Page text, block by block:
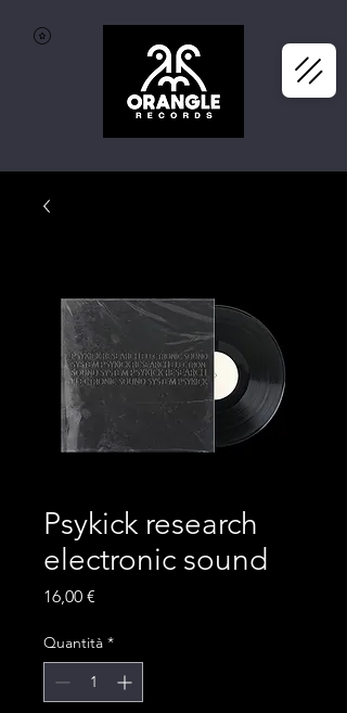
Psykick research
electronic sound
16,00 €
Quantità *